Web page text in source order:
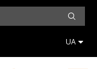
UA